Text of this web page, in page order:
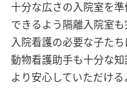
十分な広さの入院室を
できるよう隔離入院室も
入院看護の必要な子た
動物看護助手も十分な
より安心していただける